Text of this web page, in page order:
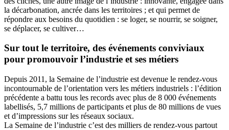
la décarbonation, ancrée dans les territoires ; et qui permet de
répondre aux besoins du quotidien : se loger, se nourrir, se soigner,
se déplacer, se cultiver…
Sur tout le territoire, des événements conviviaux
pour promouvoir l’industrie et ses métiers
Depuis 2011, la Semaine de l’industrie est devenue le rendez-vous
incontournable de l’orientation vers les métiers industriels : l’édition
précédente a battu tous les records avec plus de 8 000 événements
labellisés, 5,7 millions de participants et plus de 80 millions de vues
et d’impressions sur les réseaux sociaux.
La Semaine de l’industrie c’est des milliers de rendez-vous partout